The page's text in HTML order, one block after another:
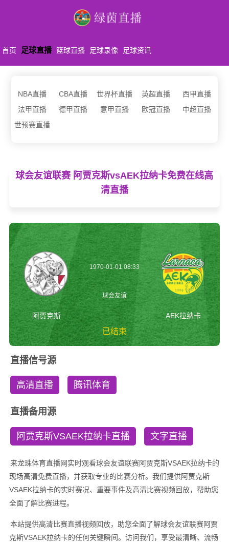
首页 足球直播 篮球直播 足球录像 足球资讯
NBA直播 CBA直播 世界杯直播 英超直播
西甲直播
法甲直播
德甲直播 意甲直播 欧冠直播
中超直播
世预赛直播
球会友谊联赛 阿贾克斯vsAEK拉纳卡免费在线高
清直播
阿贾克斯
1970-01-01 08:33
球会友谊
已结束
AEK拉纳卡
直播信号源
高清直播 腾讯体育
直播备用源
阿贾克斯VSAEK拉纳卡直播 文字直播
来龙珠体育直播网实时观看球会友谊联赛阿贾克斯VSAEK拉纳卡的
现场高清免费直播，并获取专业的比赛分析。我们提供阿贾克斯
VSAEK拉纳卡的实时赛况、重要事件及高清比赛视频回放，帮助您
全面了解比赛进程。
本站提供高清比赛直播视频回放，助您全面了解球会友谊联赛阿贾
克斯VSAEK拉纳卡的任何关键瞬间。访问我们，享受最清晰、流畅